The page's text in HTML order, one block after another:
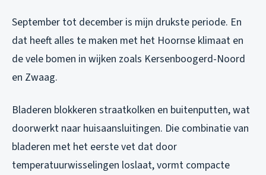
September tot december is mijn drukste periode. En
dat heeft alles te maken met het Hoornse klimaat en
de vele bomen in wijken zoals Kersenboogerd-Noord
en Zwaag.
Bladeren blokkeren straatkolken en buitenputten, wat
doorwerkt naar huisaansluitingen. Die combinatie van
bladeren met het eerste vet dat door
temperatuurwisselingen loslaat, vormt compacte